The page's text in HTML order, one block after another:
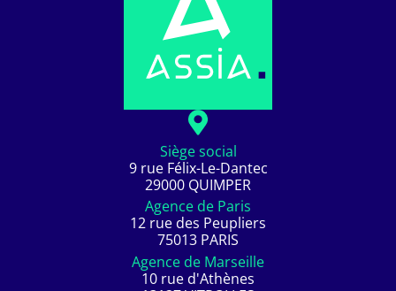
Siège social
9 rue Félix-Le-Dantec
29000 QUIMPER
Agence de Paris
12 rue des Peupliers
75013 PARIS
Agence de Marseille
10 rue d'Athènes